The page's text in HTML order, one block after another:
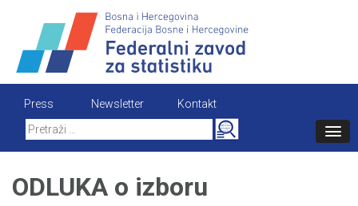
content
Press Newsletter
Kontakt
Search
for:
ODLUKA o izboru